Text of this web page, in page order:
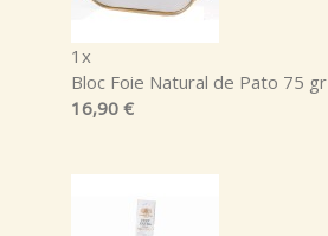
1x
Bloc Foie Natural de Pato 75 gr
16,90 €